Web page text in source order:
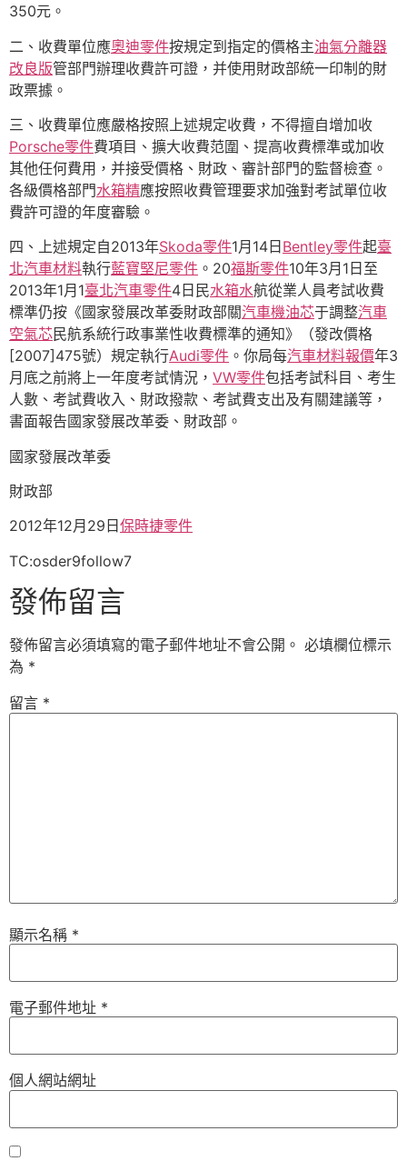
350元。
二、收費單位應奧迪零件按規定到指定的價格主油氣分離器
改良版管部門辦理收費許可證，并使用財政部統一印制的財
政票據。
三、收費單位應嚴格按照上述規定收費，不得擅自增加收
Porsche零件費項目、擴大收費范圍、提高收費標準或加收
其他任何費用，并接受價格、財政、審計部門的監督檢查。
各級價格部門水箱精應按照收費管理要求加強對考試單位收
費許可證的年度審驗。
四、上述規定自2013年Skoda零件1月14日 Bentley零件起臺
北汽車材料執行藍寶堅尼零件 。20福斯零件10年3月1日至
2013年1月1臺北汽車零件4日民水箱水航從業人員考試收費
標準仍按《國家發展改革委財政部關汽車機油芯于調整汽車
空氣芯民航系統行政事業性收費標準的通知》（發改價格
[2007]475號）規定執行Audi零件 。你局每汽車材料報價年3
月底之前將上一年度考試情況， VW零件包括考試科目、考生
人數、考試費收入、財政撥款、考試費支出及有關建議等，
書面報告國家發展改革委、財政部。
國家發展改革委
財政部
2012年12月29日 保時捷零件
TC:osder9follow7
發佈留言
發佈留言必須填寫的電子郵件地址不會公開。 必填欄位標示
為 *
留言 *
顯示名稱 *
電子郵件地址 *
個人網站網址